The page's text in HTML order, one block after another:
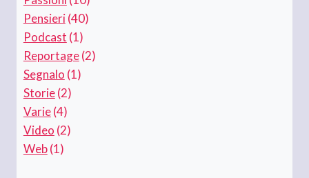
Pensieri(40)
Podcast (1)
Reportage(2)
Segnalo (1)
Storie(2)
Varie(4)
Video (2)
Web(1)